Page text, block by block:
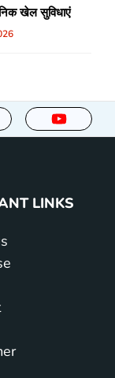
खेल सुविधाएं
LINKS